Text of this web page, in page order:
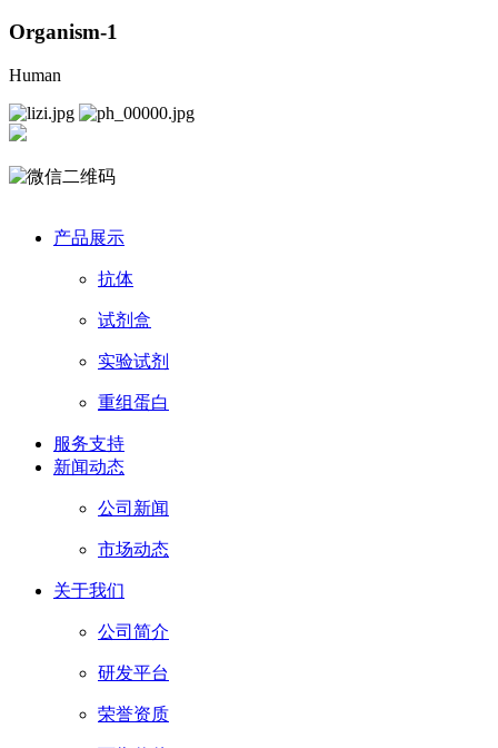
Organism-1
Human
产品展示
抗体
试剂盒
实验试剂
重组蛋白
服务支持
新闻动态
公司新闻
市场动态
关于我们
公司简介
研发平台
荣誉资质